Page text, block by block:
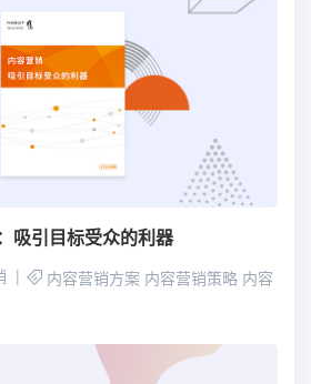
吸引目标受众的利器
内容营销方案 内容营销策略 内容